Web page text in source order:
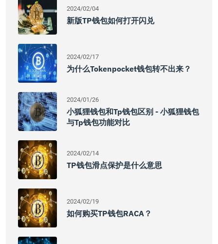
2024/02/04
新版TP钱包如何打开闪兑
2024/02/17
为什么tokenpocket钱包转不出来？
2024/01/26
小狐狸钱包和tp钱包区别 - 小狐狸钱包
与tp钱包功能对比
2024/02/14
TP钱包滑点保护是什么意思
2024/02/19
如何购买TP钱包RACA？